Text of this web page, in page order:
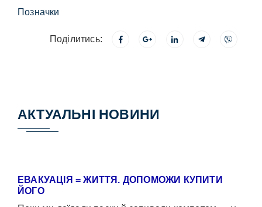
Позначки
Поділитись:
АКТУАЛЬНІ НОВИНИ
ЕВАКУАЦІЯ = ЖИТТЯ. ДОПОМОЖИ КУПИТИ
ЙОГО